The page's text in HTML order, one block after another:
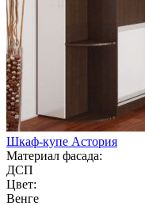
Шкаф-купе Астория
Материал фасада:
ДСП
Цвет:
Венге